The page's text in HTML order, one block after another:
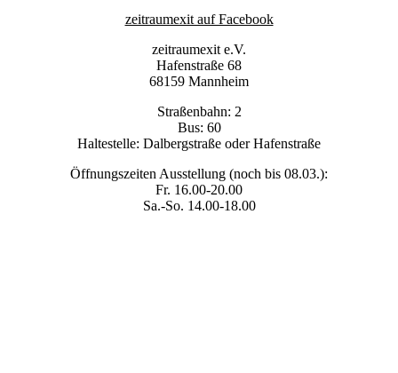
zeitraumexit auf Facebook
zeitraumexit e.V.
Hafenstraße 68
68159 Mannheim
Straßenbahn: 2
Bus: 60
Haltestelle: Dalbergstraße oder Hafenstraße
Öffnungszeiten Ausstellung (noch bis 08.03.):
Fr. 16.00-20.00
Sa.-So. 14.00-18.00